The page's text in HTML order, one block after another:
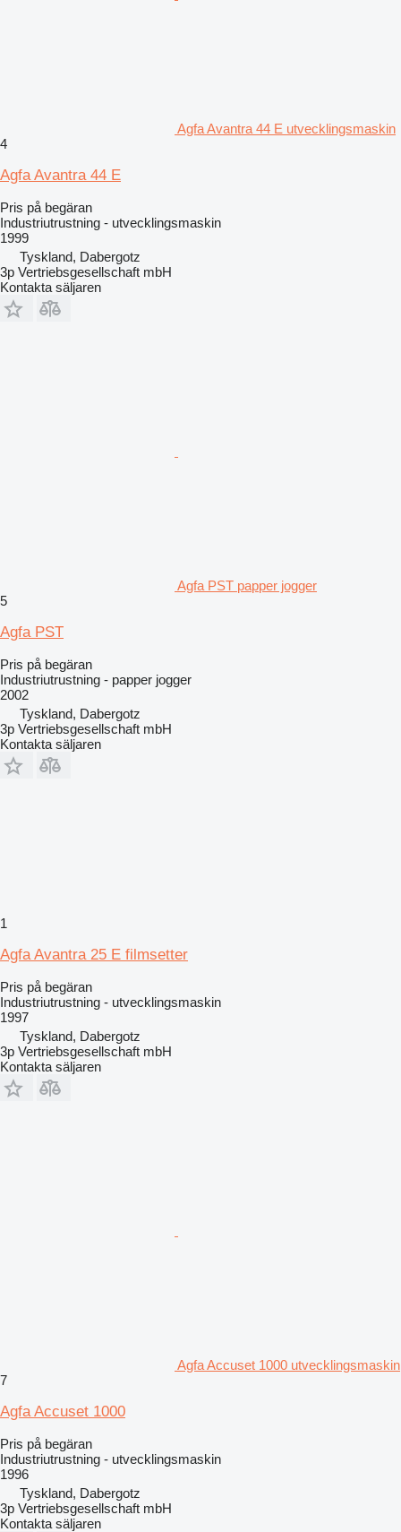
Agfa Avantra 44 E utvecklingsmaskin
4
Agfa Avantra 44 E
Pris på begäran
Industriutrustning - utvecklingsmaskin
1999
Tyskland, Dabergotz
3p Vertriebsgesellschaft mbH
Kontakta säljaren
Agfa PST papper jogger
5
Agfa PST
Pris på begäran
Industriutrustning - papper jogger
2002
Tyskland, Dabergotz
3p Vertriebsgesellschaft mbH
Kontakta säljaren
1
Agfa Avantra 25 E filmsetter
Pris på begäran
Industriutrustning - utvecklingsmaskin
1997
Tyskland, Dabergotz
3p Vertriebsgesellschaft mbH
Kontakta säljaren
Agfa Accuset 1000 utvecklingsmaskin
7
Agfa Accuset 1000
Pris på begäran
Industriutrustning - utvecklingsmaskin
1996
Tyskland, Dabergotz
3p Vertriebsgesellschaft mbH
Kontakta säljaren